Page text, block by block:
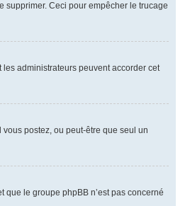
supprimer. Ceci pour empêcher le trucage
administrateurs peuvent accorder cet
postez, ou peut-être que seul un
le groupe phpBB n’est pas concerné